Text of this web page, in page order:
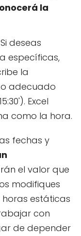
la
deseas
específicas,
la
adecuado
Excel
como la hora.
fechas y
el valor que
modifiques
horas estáticas
con
de depender